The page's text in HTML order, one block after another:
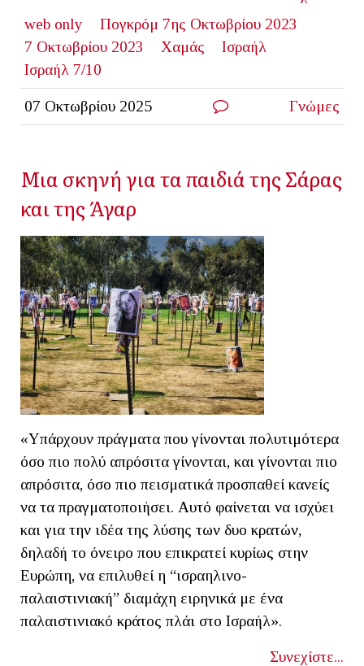
web only
Πογκρόμ 7ης Οκτωβρίου 2023
7 Οκτωβρίου 2023
Χαμάς
Ισραήλ
Ισραήλ 7/10
07 Οκτωβρίου 2025 Γνώμες
Μια σκηνή για τα παιδιά της Σάρας
και της Άγαρ
«Υπάρχουν πράγματα που γίνονται πολυτιμότερα
όσο πιο πολύ απρόσιτα γίνονται, και γίνονται πιο
απρόσιτα, όσο πιο πεισματικά προσπαθεί κανείς
να τα πραγματοποιήσει. Αυτό φαίνεται να ισχύει
και για την ιδέα της λύσης των δυο κρατών,
δηλαδή το όνειρο που επικρατεί κυρίως στην
Ευρώπη, να επιλυθεί η “ισραηλινο-
παλαιστινιακή” διαμάχη ειρηνικά με ένα
παλαιστινιακό κράτος πλάι στο Ισραήλ».
Συνεχίστε...